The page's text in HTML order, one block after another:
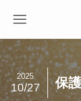
保
2025
10/27